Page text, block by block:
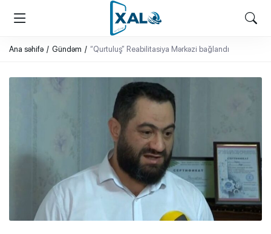
XALQ.ONLINE
ONLAYN PLATFORMA
Ana səhifə Gündəm “Qurtuluş” Reabilitasiya Mərkəzi bağlandı